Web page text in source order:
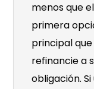
menos que
primera
principal
refinancie a
obligación.